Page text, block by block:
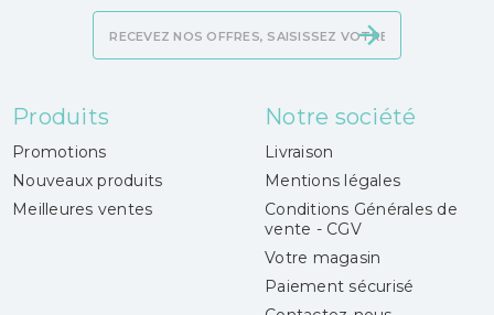
Produits
Promotions
Nouveaux produits
Meilleures ventes
Notre société
Livraison
Mentions légales
Conditions Générales de
vente - CGV
Votre magasin
Paiement sécurisé